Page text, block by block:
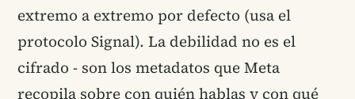
extremo a extremo por defecto (usa el
protocolo Signal). La debilidad no es el
cifrado - son los metadatos que Meta
recopila sobre con quién hablas y con qué